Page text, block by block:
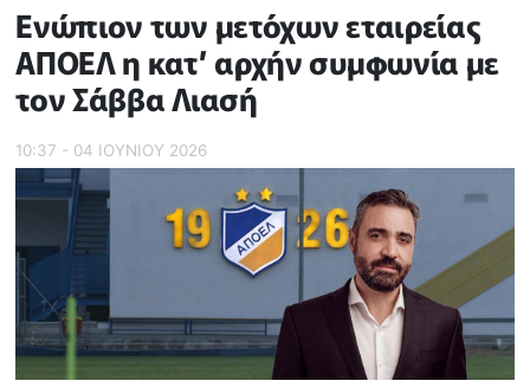
Ενώπιον των μετόχων εταιρείας
ΑΠΟΕΛ η κατ’ αρχήν συμφωνία με
τον Σάββα Λιασή
10:37 - 04 ΙΟΥΝΙΟΥ 2026